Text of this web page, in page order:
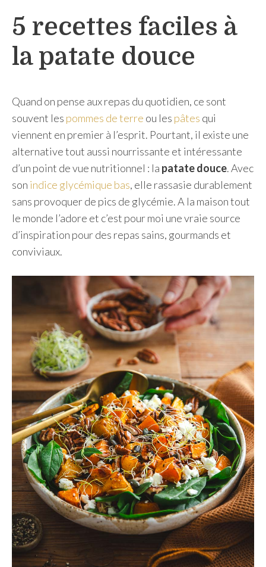
5 recettes faciles à
la patate douce
Quand on pense aux repas du quotidien, ce sont
souvent les pommes de terre ou les pâtes qui
viennent en premier à l’esprit. Pourtant, il existe une
alternative tout aussi nourrissante et intéressante
d’un point de vue nutritionnel : la patate douce. Avec
son indice glycémique bas, elle rassasie durablement
sans provoquer de pics de glycémie. A la maison tout
le monde l’adore et c’est pour moi une vraie source
d’inspiration pour des repas sains, gourmands et
conviviaux.